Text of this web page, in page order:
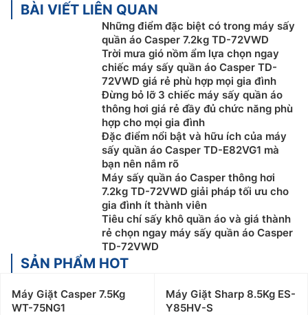
BÀI VIẾT LIÊN QUAN
Những điểm đặc biệt có trong máy sấy
quần áo Casper 7.2kg TD-72VWD
Trời mưa gió nồm ẩm lựa chọn ngay
chiếc máy sấy quần áo Casper TD-
72VWD giá rẻ phù hợp mọi gia đình
Đừng bỏ lỡ 3 chiếc máy sấy quần áo
thông hơi giá rẻ đầy đủ chức năng phù
hợp cho mọi gia đình
Đặc điểm nổi bật và hữu ích của máy
sấy quần áo Casper TD-E82VG1 mà
bạn nên nắm rõ
Máy sấy quần áo Casper thông hơi
7.2kg TD-72VWD giải pháp tối ưu cho
gia đình ít thành viên
Tiêu chí sấy khô quần áo và giá thành
rẻ chọn ngay máy sấy quần áo Casper
TD-72VWD
SẢN PHẨM HOT
Máy Giặt Casper 7.5Kg
WT-75NG1
Máy Giặt Sharp 8.5Kg ES-
Y85HV-S